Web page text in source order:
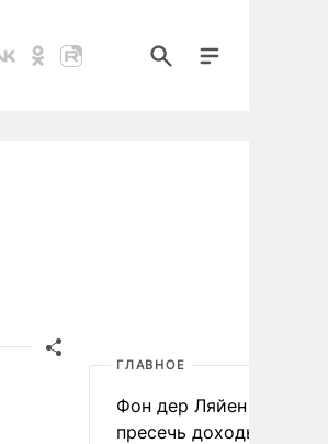
ГЛАВНОЕ
Фон дер Ляйен
пресечь доходы России